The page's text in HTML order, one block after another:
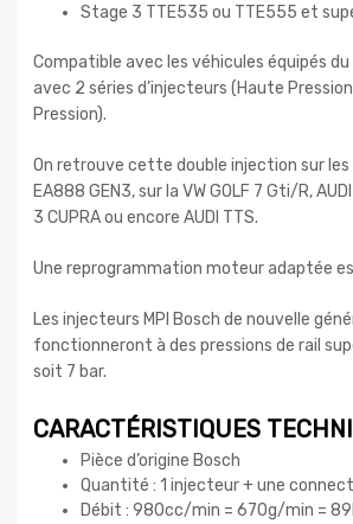
Stage 3 TTE535 ou TTE555 et
Compatible avec les véhicules équipés du
avec 2 séries d’injecteurs (Haute
Pression).
On retrouve cette double injection sur les
EA888 GEN3, sur la VW GOLF 7 Gti/R,
3 CUPRA ou encore AUDI TTS.
Une reprogrammation moteur adaptée
Les injecteurs MPI Bosch de nouvelle
fonctionneront à des pressions de rail
soit 7 bar.
CARACTÉRISTIQUES
Pièce d’origine Bosch
Quantité : 1 injecteur + une
Débit : 980cc/min = 670g/min =